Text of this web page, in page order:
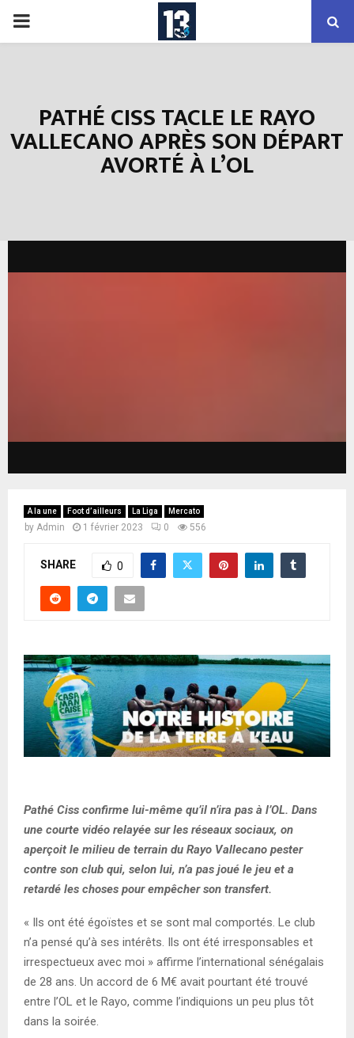
PRIMARY
PATHÉ CISS TACLE LE RAYO
VALLECANO APRÈS SON DÉPART
AVORTÉ À L’OL
A la une Foot d’ailleurs La Liga Mercato
by Admin 1 février 2023 0 556
SHARE 0
Pathé Ciss confirme lui-même qu’il n’ira pas à l’OL. Dans
une courte vidéo relayée sur les réseaux sociaux, on
aperçoit le milieu de terrain du Rayo Vallecano pester
contre son club qui, selon lui, n’a pas joué le jeu et a
retardé les choses pour empêcher son transfert.
« Ils ont été égoïstes et se sont mal comportés. Le club
n’a pensé qu’à ses intérêts. Ils ont été irresponsables et
irrespectueux avec moi » affirme l’international sénégalais
de 28 ans. Un accord de 6 M€ avait pourtant été trouvé
entre l’OL et le Rayo, comme l’indiquions un peu plus tôt
dans la soirée.